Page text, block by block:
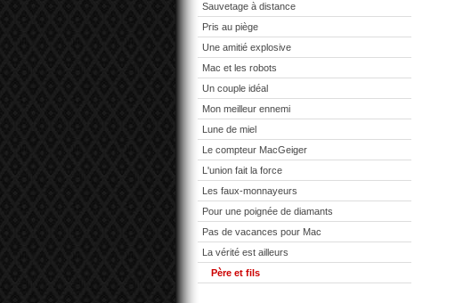
Sauvetage à distance
Pris au piège
Une amitié explosive
Mac et les robots
Un couple idéal
Mon meilleur ennemi
Lune de miel
Le compteur MacGeiger
L'union fait la force
Les faux-monnayeurs
Pour une poignée de diamants
Pas de vacances pour Mac
La vérité est ailleurs
Père et fils